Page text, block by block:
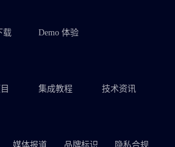
载 Demo 体验
集成教程 技术资讯
媒体报道 品牌标识 隐私合规